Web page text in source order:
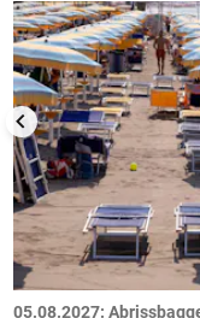
05.08.2027: